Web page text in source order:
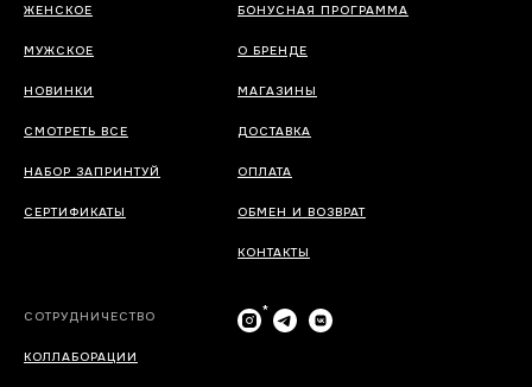
ЖЕНСКОЕ
МУЖСКОЕ
НОВИНКИ
СМОТРЕТЬ ВСЕ
НАБОР ЗАПРИНТУЙ
СЕРТИФИКАТЫ
БОНУСНАЯ ПРОГРАММА
О БРЕНДЕ
МАГАЗИНЫ
ДОСТАВКА
ОПЛАТА
ОБМЕН И ВОЗВРАТ
КОНТАКТЫ
СОТРУДНИЧЕСТВО
КОЛЛАБОРАЦИИ
*